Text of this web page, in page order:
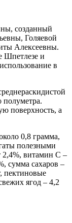
созданный
Голяевой
Алексеевны.
Шпетлезе и
в
поверхность, а
0,8 грамма,
полезными
2,4%, витамин C –
сумма сахаров –
пектиновые
ягод – 4,2